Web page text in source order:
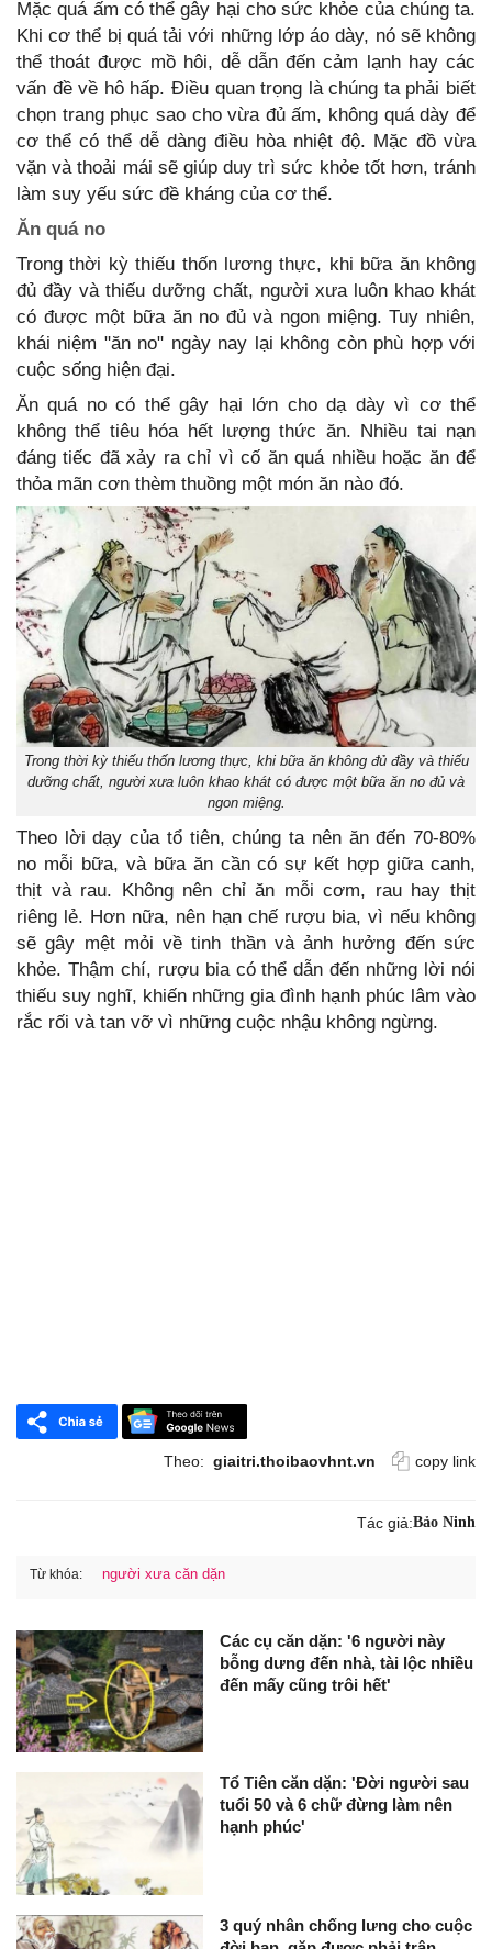
Mặc quá ấm có thể gây hại cho sức khỏe của chúng ta.
Khi cơ thể bị quá tải với những lớp áo dày, nó sẽ không
thể thoát được mồ hôi, dễ dẫn đến cảm lạnh hay các
vấn đề về hô hấp. Điều quan trọng là chúng ta phải biết
chọn trang phục sao cho vừa đủ ấm, không quá dày để
cơ thể có thể dễ dàng điều hòa nhiệt độ. Mặc đồ vừa
vặn và thoải mái sẽ giúp duy trì sức khỏe tốt hơn, tránh
làm suy yếu sức đề kháng của cơ thể.
Ăn quá no
Trong thời kỳ thiếu thốn lương thực, khi bữa ăn không
đủ đầy và thiếu dưỡng chất, người xưa luôn khao khát
có được một bữa ăn no đủ và ngon miệng. Tuy nhiên,
khái niệm "ăn no" ngày nay lại không còn phù hợp với
cuộc sống hiện đại.
Ăn quá no có thể gây hại lớn cho dạ dày vì cơ thể
không thể tiêu hóa hết lượng thức ăn. Nhiều tai nạn
đáng tiếc đã xảy ra chỉ vì cố ăn quá nhiều hoặc ăn để
thỏa mãn cơn thèm thuồng một món ăn nào đó.
Trong thời kỳ thiếu thốn lương thực, khi bữa ăn không đủ đầy và thiếu
dưỡng chất, người xưa luôn khao khát có được một bữa ăn no đủ và
ngon miệng.
Theo lời dạy của tổ tiên, chúng ta nên ăn đến 70-80%
no mỗi bữa, và bữa ăn cần có sự kết hợp giữa canh,
thịt và rau. Không nên chỉ ăn mỗi cơm, rau hay thịt
riêng lẻ. Hơn nữa, nên hạn chế rượu bia, vì nếu không
sẽ gây mệt mỏi về tinh thần và ảnh hưởng đến sức
khỏe. Thậm chí, rượu bia có thể dẫn đến những lời nói
thiếu suy nghĩ, khiến những gia đình hạnh phúc lâm vào
rắc rối và tan vỡ vì những cuộc nhậu không ngừng.
Theo: giaitri.thoibaovhnt.vn copy link
Tác giả:Bảo Ninh
Từ khóa: người xưa căn dặn
Các cụ căn dặn: '6 người này
bỗng dưng đến nhà, tài lộc nhiều
đến mấy cũng trôi hết'
Tổ Tiên căn dặn: 'Đời người sau
tuổi 50 và 6 chữ đừng làm nên
hạnh phúc'
3 quý nhân chống lưng cho cuộc